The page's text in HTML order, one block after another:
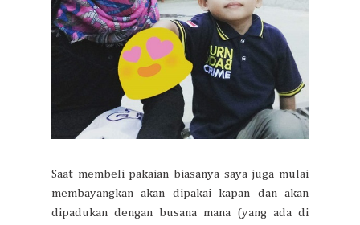
Saat membeli pakaian biasanya saya juga mulai
membayangkan akan dipakai kapan dan akan
dipadukan dengan busana mana (yang ada di